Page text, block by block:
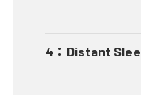
4 ： Distant